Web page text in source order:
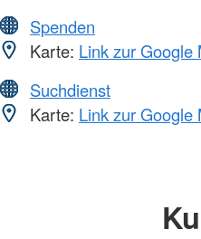
Spenden
Karte: Link zur Google
Suchdienst
Karte: Link zur Google